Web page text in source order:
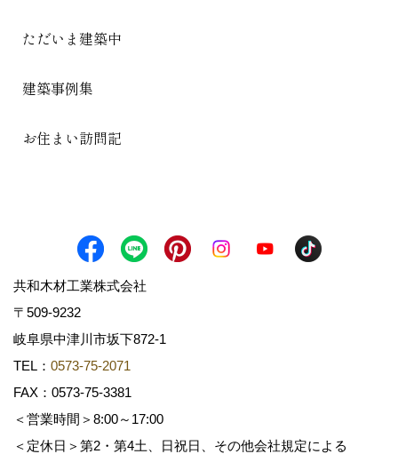
ただいま建築中
建築事例集
お住まい訪問記
共和木材工業株式会社
〒509-9232
岐阜県中津川市坂下872‐1
TEL： 0573-75-2071
FAX：0573-75-3381
＜営業時間＞8:00～17:00
＜定休日＞第2・第4土、日祝日、その他会社規定による